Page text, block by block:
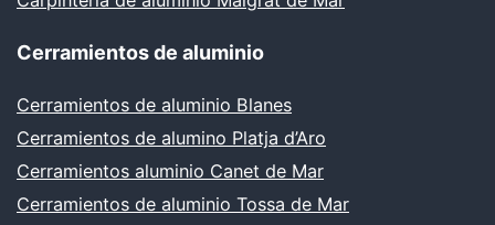
Cerramientos de aluminio
Cerramientos de aluminio Blanes
Cerramientos de alumino Platja d’Aro
Cerramientos aluminio Canet de Mar
Cerramientos de aluminio Tossa de Mar